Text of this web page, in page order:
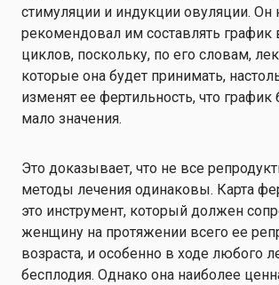
стимуляции и индукции овуляции. Он
рекомендовал им составлять график
циклов, поскольку, по его словам,
которые она будет принимать,
изменят ее фертильность, что график
мало значения.
Это доказывает, что не все
методы лечения одинаковы. Карта
это инструмент, который должен
женщину на протяжении всего ее
возраста, и особенно в ходе любого
бесплодия. Однако она наиболее